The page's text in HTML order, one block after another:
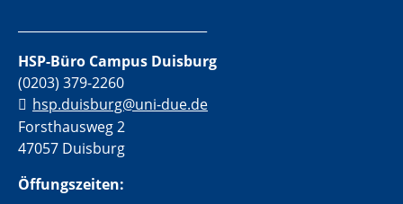
HSP-Büro Campus Duisburg
(0203) 379-2260
hsp.duisburg@uni-due.de
Forsthausweg 2
47057 Duisburg
Öffungszeiten: